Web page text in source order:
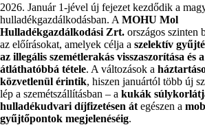
2026. Január 1-jével új fejezet kezdődik a
hulladékgazdálkodásban. A MOHU Mol
Hulladékgazdálkodási Zrt. országos szinten
az előírásokat, amelyek célja a szelektív
az illegális szemétlerakás visszaszorítása és
átláthatóbbá tétele. A változások a
közvetlenül érintik, hiszen januártól több új
lép a szemétszállításban – a kukák
hulladékudvari díjfizetésen át egészen a
gyűjtőpontok megjelenéséig.